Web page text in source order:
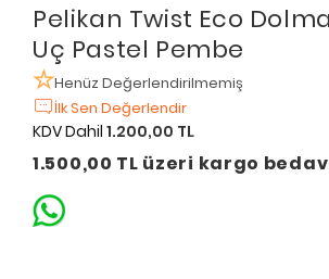
Pelikan Twist Eco
Uç Pastel Pembe
Henüz Değerlendirilmemiş
İlk Sen Değerlendir
KDV Dahil 1.200,00 TL
1.500,00 TL üzeri kargo